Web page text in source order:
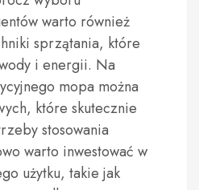
warto również
sprzątania, które
i energii. Na
mopa można
które skutecznie
stosowania
warto inwestować w
użytku, takie jak